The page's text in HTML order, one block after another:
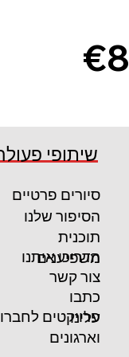
€8
שיתופי
תוכנית
משפיענים
הסיפור שלנו
סיורים פרטיים
הדריכו איתנו
פרויקטים
וארגונים
כתבו
עלינו
צור קשר